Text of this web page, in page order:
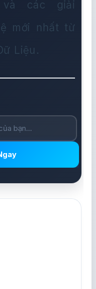
và các giải
mới nhất từ
Liệu.